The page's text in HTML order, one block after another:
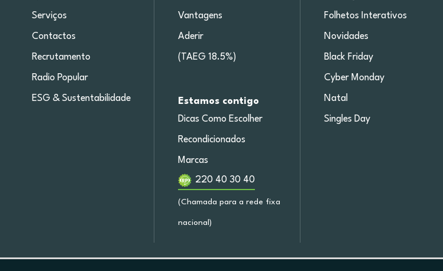
Serviços
Contactos
Recrutamento
Radio Popular
ESG & Sustentabilidade
Vantagens
Aderir
(TAEG 18.5%)
Estamos contigo
Dicas Como Escolher
Recondicionados
Marcas
220 40 30 40
(Chamada para a rede fixa
nacional)
Folhetos Interativos
Novidades
Black Friday
Cyber Monday
Natal
Singles Day